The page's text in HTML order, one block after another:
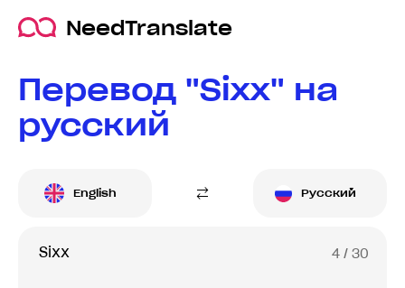
NeedTranslate
Перевод "Sixx" на
русский
English Русский
4 / 30